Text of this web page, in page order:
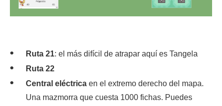
Ruta 21: el más difícil de atrapar aquí es Tangela
Ruta 22
Central eléctrica en el extremo derecho del mapa.
Una mazmorra que cuesta 1000 fichas. Puedes